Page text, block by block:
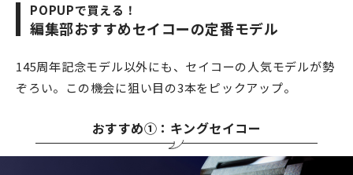
POPUPで買える！
編集部おすすめセイコーの定番モデル
145周年記念モデル以外にも、セイコーの人気モデルが勢
ぞろい。この機会に狙い目の3本をピックアップ。
おすすめ①：キングセイコー